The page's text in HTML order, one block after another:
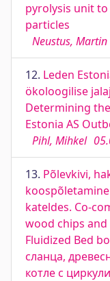
pyrolysis unit
particles
Neustus, Martin
12. Leden
ökoloogilise
Determining
Estonia AS
Pihl, Mihkel
13. Põlevkivi,
kateldes. Co-
wood chips
Fluidized Bed
сланца,
котле с